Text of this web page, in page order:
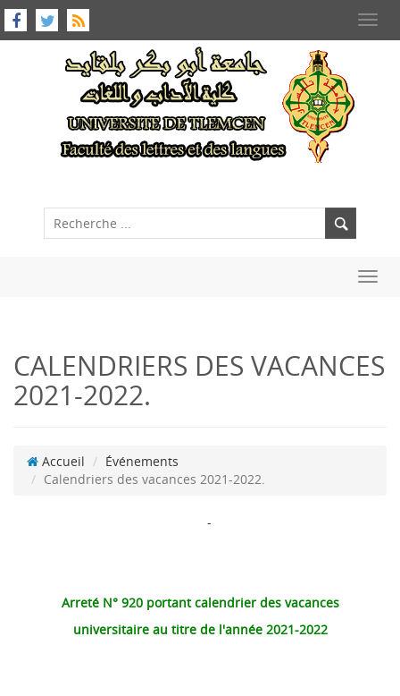
CALENDRIERS DES VACANCES
2021-2022.
Accueil
Événements
Calendriers des vacances 2021-2022.
-
Arreté N° 920 portant calendrier des vacances
universitaire au titre de l'année 2021-2022